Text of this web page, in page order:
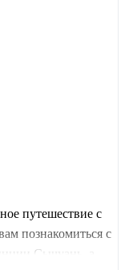
путешествие с
познакомиться с
Сычуань, а